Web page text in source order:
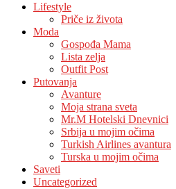
Lifestyle
Priče iz života
Moda
Gospođa Mama
Lista zelja
Outfit Post
Putovanja
Avanture
Moja strana sveta
Mr.M Hotelski Dnevnici
Srbija u mojim očima
Turkish Airlines avantura
Turska u mojim očima
Saveti
Uncategorized